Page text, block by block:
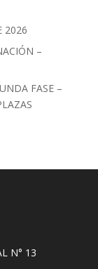
2026
–
FASE –
N° 13